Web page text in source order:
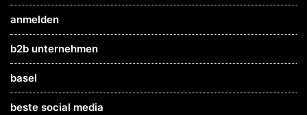
anmelden
b2b unternehmen
basel
beste social media